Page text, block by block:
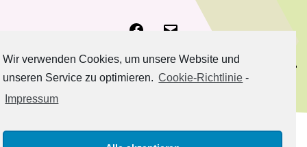
Facebook
Mail
Wir verwenden Cookies, um unsere Website und
unseren Service zu optimieren. Cookie-Richtlinie -
Impressum